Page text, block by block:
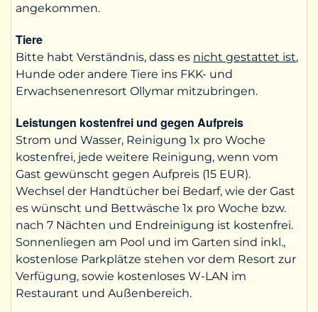
angekommen.
Tiere
Bitte habt Verständnis, dass es nicht gestattet ist,
Hunde oder andere Tiere ins FKK- und
Erwachsenenresort Ollymar mitzubringen.
Leistungen kostenfrei und gegen Aufpreis
Strom und Wasser, Reinigung 1x pro Woche
kostenfrei, jede weitere Reinigung, wenn vom
Gast gewünscht gegen Aufpreis (15 EUR).
Wechsel der Handtücher bei Bedarf, wie der Gast
es wünscht und Bettwäsche 1x pro Woche bzw.
nach 7 Nächten und Endreinigung ist kostenfrei.
Sonnenliegen am Pool und im Garten sind inkl.,
kostenlose Parkplätze stehen vor dem Resort zur
Verfügung, sowie kostenloses W-LAN im
Restaurant und Außenbereich.